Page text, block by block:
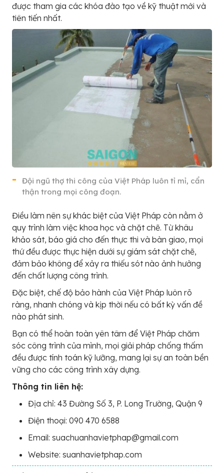
được tham gia các khóa đào tạo về kỹ thuật mới và
tiên tiến nhất.
Đội ngũ thợ thi công của Việt Pháp luôn tỉ mỉ, cẩn
thận trong mọi công đoạn.
Điều làm nên sự khác biệt của Việt Pháp còn nằm ở
quy trình làm việc khoa học và chặt chẽ. Từ khâu
khảo sát, báo giá cho đến thực thi và bàn giao, mọi
thứ đều được thực hiện dưới sự giám sát chặt chẽ,
đảm bảo không để xảy ra thiếu sót nào ảnh hưởng
đến chất lượng công trình.
Đặc biệt, chế độ bảo hành của Việt Pháp luôn rõ
ràng, nhanh chóng và kịp thời nếu có bất kỳ vấn đề
nào phát sinh.
Bạn có thể hoàn toàn yên tâm để Việt Pháp chăm
sóc công trình của mình, mọi giải pháp chống thấm
đều được tính toán kỹ lưỡng, mang lại sự an toàn bền
vững cho các công trình xây dựng.
Thông tin liên hệ:
Địa chỉ: 43 Đường Số 3, P. Long Trường, Quận 9
Điện thoại: 090 470 6588
Email: suachuanhavietphap@gmail.com
Website: suanhavietphap.com